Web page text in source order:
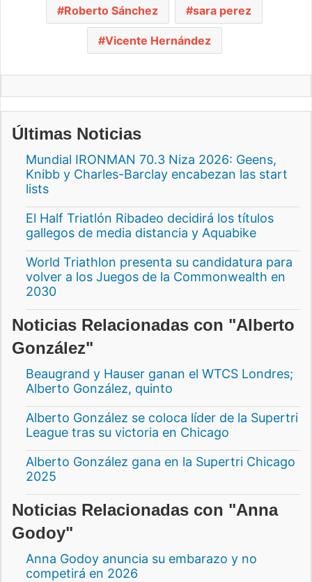
Roberto Sánchez sara perez
Vicente Hernández
Últimas Noticias
Mundial IRONMAN 70.3 Niza 2026: Geens,
Knibb y Charles-Barclay encabezan las start
lists
El Half Triatlón Ribadeo decidirá los títulos
gallegos de media distancia y Aquabike
World Triathlon presenta su candidatura para
volver a los Juegos de la Commonwealth en
2030
Noticias Relacionadas con "Alberto
González"
Beaugrand y Hauser ganan el WTCS Londres;
Alberto González, quinto
Alberto González se coloca líder de la Supertri
League tras su victoria en Chicago
Alberto González gana en la Supertri Chicago
2025
Noticias Relacionadas con "Anna
Godoy"
Anna Godoy anuncia su embarazo y no
competirá en 2026